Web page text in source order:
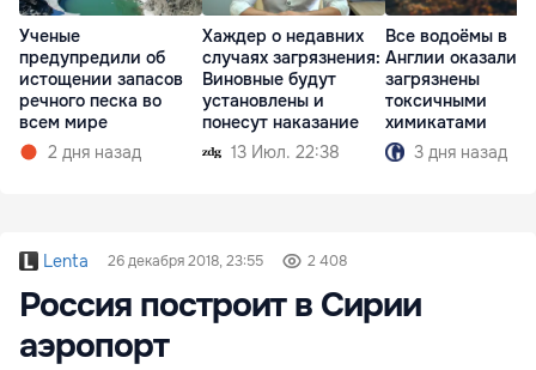
Ученые
предупредили об
истощении запасов
речного песка во
всем мире
2 дня назад
Хаждер о недавних
случаях загрязнения:
Виновные будут
установлены и
понесут наказание
13 Июл. 22:38
Все водоёмы в
Англии оказались
загрязнены
токсичными
химикатами
3 дня назад
Lenta 26 декабря 2018, 23:55 2 408
Россия построит в Сирии
аэропорт